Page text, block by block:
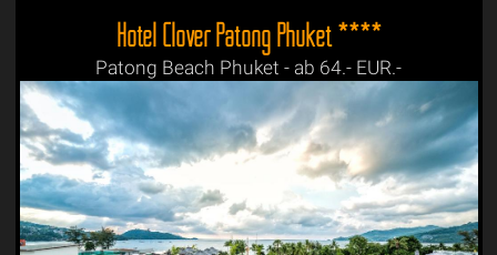
Hotel Clover Patong Phuket ****
Patong Beach Phuket - ab 64.- EUR.-